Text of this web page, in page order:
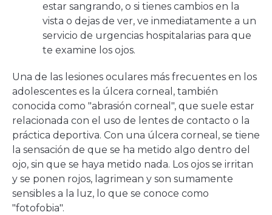
estar sangrando, o si tienes cambios en la
vista o dejas de ver, ve inmediatamente a un
servicio de urgencias hospitalarias para que
te examine los ojos.
Una de las lesiones oculares más frecuentes en los
adolescentes es la úlcera corneal, también
conocida como "abrasión corneal", que suele estar
relacionada con el uso de lentes de contacto o la
práctica deportiva. Con una úlcera corneal, se tiene
la sensación de que se ha metido algo dentro del
ojo, sin que se haya metido nada. Los ojos se irritan
y se ponen rojos, lagrimean y son sumamente
sensibles a la luz, lo que se conoce como
"fotofobia".